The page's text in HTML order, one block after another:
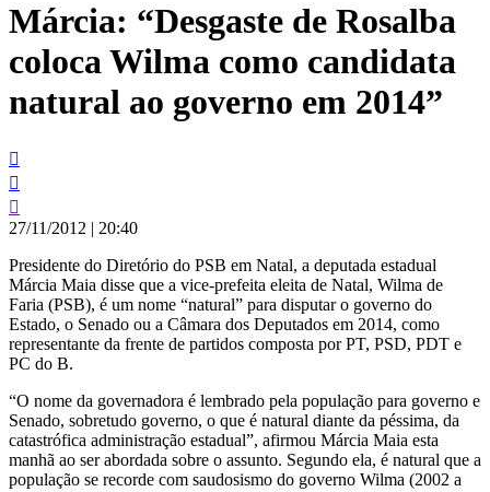
conteúdo
Márcia: “Desgaste de Rosalba
coloca Wilma como candidata
natural ao governo em 2014”
27/11/2012 | 20:40
Presidente do Diretório do PSB em Natal, a deputada estadual
Márcia Maia disse que a vice-prefeita eleita de Natal, Wilma de
Faria (PSB), é um nome “natural” para disputar o governo do
Estado, o Senado ou a Câmara dos Deputados em 2014, como
representante da frente de partidos composta por PT, PSD, PDT e
PC do B.
“O nome da governadora é lembrado pela população para governo e
Senado, sobretudo governo, o que é natural diante da péssima, da
catastrófica administração estadual”, afirmou Márcia Maia esta
manhã ao ser abordada sobre o assunto. Segundo ela, é natural que a
população se recorde com saudosismo do governo Wilma (2002 a